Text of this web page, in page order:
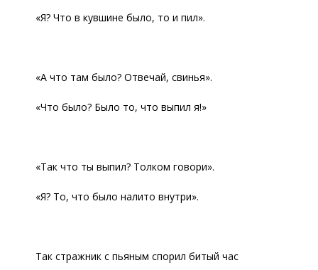
«Я? Что в кувшине было, то и пил».
«А что там было? Отвечай, свинья».
«Что было? Было то, что выпил я!»
«Так что ты выпил? Толком говори».
«Я? То, что было налито внутри».
Так стражник с пьяным спорил битый час